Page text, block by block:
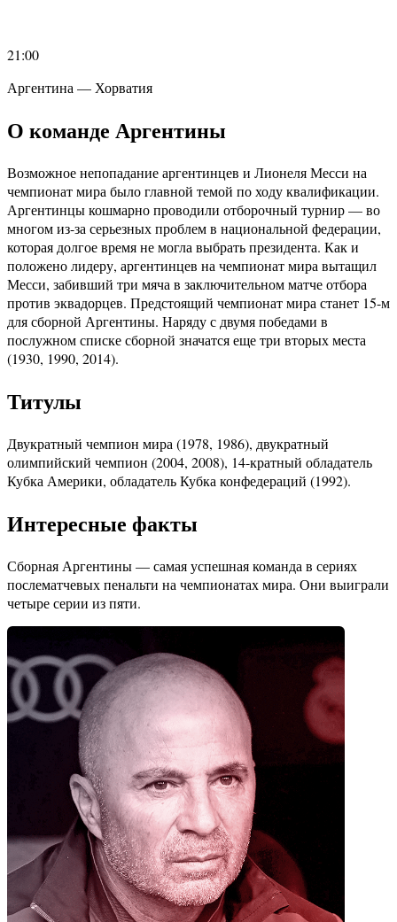
21:00
Аргентина — Хорватия
О команде Аргентины
Возможное непопадание аргентинцев и Лионеля Месси на
чемпионат мира было главной темой по ходу квалификации.
Аргентинцы кошмарно проводили отборочный турнир — во
многом из-за серьезных проблем в национальной федерации,
которая долгое время не могла выбрать президента. Как и
положено лидеру, аргентинцев на чемпионат мира вытащил
Месси, забивший три мяча в заключительном матче отбора
против эквадорцев. Предстоящий чемпионат мира станет 15-м
для сборной Аргентины. Наряду с двумя победами в
послужном списке сборной значатся еще три вторых места
(1930, 1990, 2014).
Титулы
Двукратный чемпион мира (1978, 1986), двукратный
олимпийский чемпион (2004, 2008), 14-кратный обладатель
Кубка Америки, обладатель Кубка конфедераций (1992).
Интересные факты
Сборная Аргентины — самая успешная команда в сериях
послематчевых пенальти на чемпионатах мира. Они выиграли
четыре серии из пяти.